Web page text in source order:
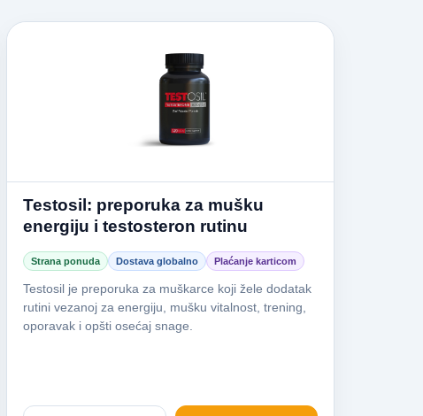
Testosil: preporuka za mušku
energiju i testosteron rutinu
Strana ponuda Dostava globalno Plaćanje karticom
Testosil je preporuka za muškarce koji žele dodatak
rutini vezanoj za energiju, mušku vitalnost, trening,
oporavak i opšti osećaj snage.